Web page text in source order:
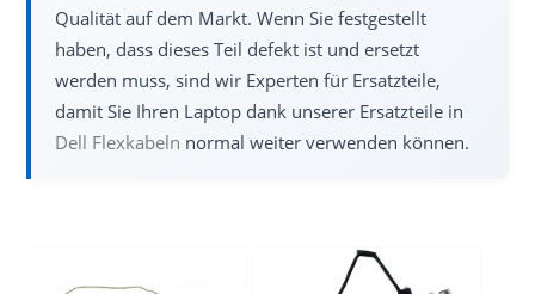
Qualität auf dem Markt. Wenn Sie festgestellt
haben, dass dieses Teil defekt ist und ersetzt
werden muss, sind wir Experten für Ersatzteile,
damit Sie Ihren Laptop dank unserer Ersatzteile in
Dell Flexkabeln normal weiter verwenden können.